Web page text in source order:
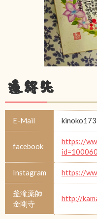
連絡先
E-Mail
facebook
https://
Instagram https://
釜滝薬師
金剛寺
http://